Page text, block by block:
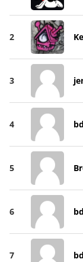
2
3
4
5
6
7